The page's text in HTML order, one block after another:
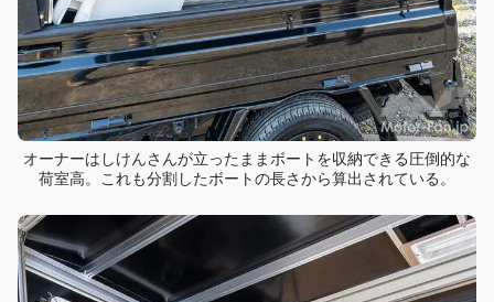
オーナーはしけんさんが立ったままボートを収納できる圧倒的な
荷室高。これも分割したボートの長さから算出されている。